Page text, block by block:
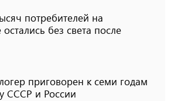
потребителей на
без света после
приговорен к семи годам
СССР и России